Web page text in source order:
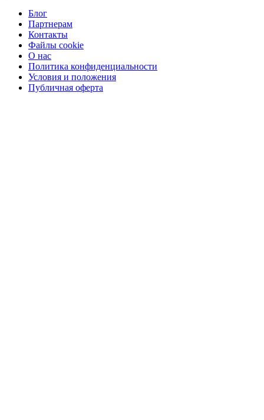
Блог
Партнерам
Контакты
Файлы cookie
О нас
Политика конфиденциальности
Условия и положения
Публичная оферта